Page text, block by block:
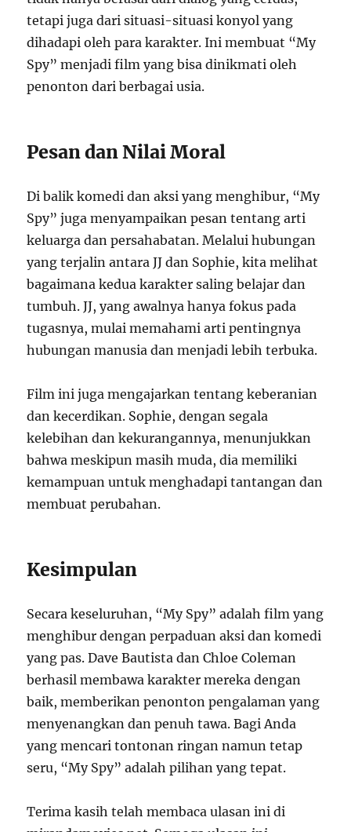
tetapi juga dari situasi-situasi konyol yang
dihadapi oleh para karakter. Ini membuat “My
Spy” menjadi film yang bisa dinikmati oleh
penonton dari berbagai usia.
Pesan dan Nilai Moral
Di balik komedi dan aksi yang menghibur, “My
Spy” juga menyampaikan pesan tentang arti
keluarga dan persahabatan. Melalui hubungan
yang terjalin antara JJ dan Sophie, kita melihat
bagaimana kedua karakter saling belajar dan
tumbuh. JJ, yang awalnya hanya fokus pada
tugasnya, mulai memahami arti pentingnya
hubungan manusia dan menjadi lebih terbuka.
Film ini juga mengajarkan tentang keberanian
dan kecerdikan. Sophie, dengan segala
kelebihan dan kekurangannya, menunjukkan
bahwa meskipun masih muda, dia memiliki
kemampuan untuk menghadapi tantangan dan
membuat perubahan.
Kesimpulan
Secara keseluruhan, “My Spy” adalah film yang
menghibur dengan perpaduan aksi dan komedi
yang pas. Dave Bautista dan Chloe Coleman
berhasil membawa karakter mereka dengan
baik, memberikan penonton pengalaman yang
menyenangkan dan penuh tawa. Bagi Anda
yang mencari tontonan ringan namun tetap
seru, “My Spy” adalah pilihan yang tepat.
Terima kasih telah membaca ulasan ini di